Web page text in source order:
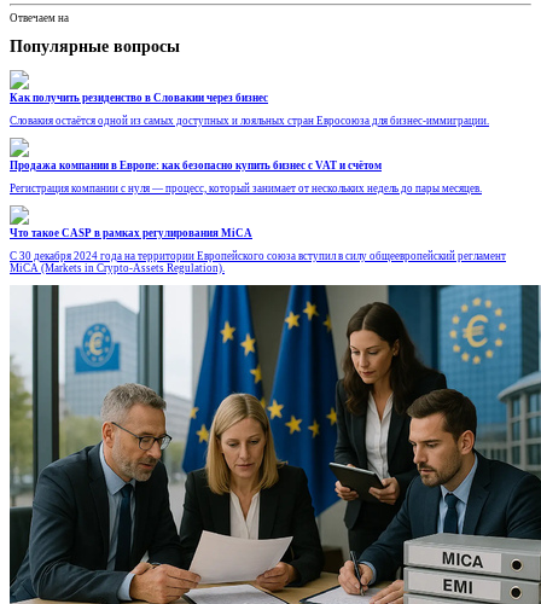
Отвечаем на
Популярные вопросы
Как получить резиденство в Словакии через бизнес
Словакия остаётся одной из самых доступных и лояльных стран Евросоюза для бизнес-иммиграции.
Продажа компании в Европе: как безопасно купить бизнес с VAT и счётом
Регистрация компании с нуля — процесс, который занимает от нескольких недель до пары месяцев.
Что такое CASP в рамках регулирования MiCA
С 30 декабря 2024 года на территории Европейского союза вступил в силу общеевропейский регламент
MiCA (Markets in Crypto-Assets Regulation).